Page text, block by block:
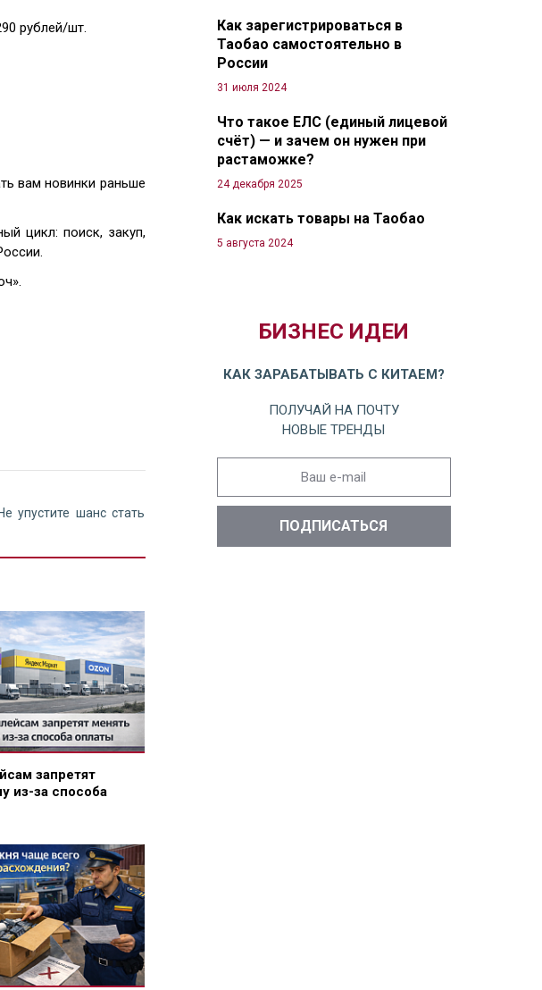
рублей/шт.
вам новинки раньше
цикл: поиск, закуп,
упустите шанс стать
запретят
из-за способа
Как зарегистрироваться в
Таобао самостоятельно в
России
31 июля 2024
Что такое ЕЛС (единый лицевой
счёт) — и зачем он нужен при
растаможке?
24 декабря 2025
Как искать товары на Таобао
5 августа 2024
БИЗНЕС ИДЕИ
КАК ЗАРАБАТЫВАТЬ С КИТАЕМ?
ПОЛУЧАЙ НА ПОЧТУ
НОВЫЕ ТРЕНДЫ